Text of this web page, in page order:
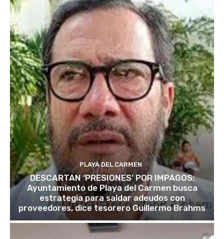
PLAYA DEL CARMEN
DESCARTAN ‘PRESIONES’ POR IMPAGOS:
Ayuntamiento de Playa del Carmen busca
estrategia para saldar adeudos con
proveedores, dice tesorero Guillermo Brahms